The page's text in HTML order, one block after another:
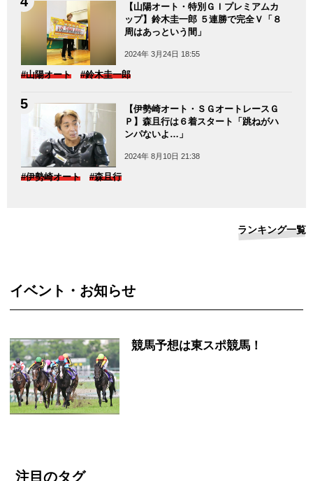
【山陽オート・特別ＧＩプレミアムカ
ップ】鈴木圭一郎 ５連勝で完全Ｖ「８
周はあっという間」
2024年 3月24日 18:55
#山陽オート #鈴木圭一郎
【伊勢崎オート・ＳＧオートレースＧ
Ｐ】森且行は６着スタート「跳ねがハ
ンパないよ…」
2024年 8月10日 21:38
#伊勢崎オート #森且行
ランキング一覧
イベント・お知らせ
競馬予想は東スポ競馬！
注目のタグ